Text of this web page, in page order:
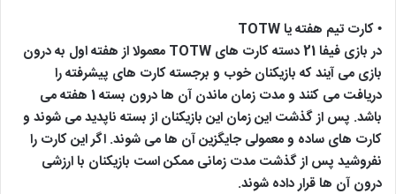
• کارت تیم هفته یا TOTW
در بازی فیفا 21 دسته کارت های TOTW معمولا از هفته اول به درون
بازی می آیند که بازیکنان خوب و برجسته کارت های پیشرفته را
دریافت می کنند و مدت زمان ماندن آن ها درون بسته 1 هفته می
باشد. پس از گذشت این زمان این بازیکنان از بسته ناپدید می شوند و
کارت های ساده و معمولی جایگزین آن ها می شوند. اگر این کارت را
نفروشید پس از گذشت مدت زمانی ممکن است بازیکنان با ارزشی
درون آن ها قرار داده شوند.